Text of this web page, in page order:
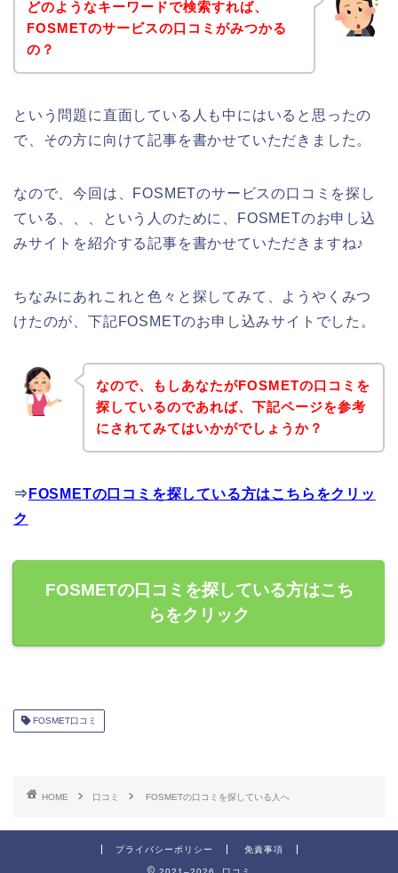
どのようなキーワードで検索すれば、
FOSMETのサービスの口コミがみつかる
の？
という問題に直面している人も中にはいると思ったの
で、その方に向けて記事を書かせていただきました。
なので、今回は、FOSMETのサービスの口コミを探し
ている、、、という人のために、FOSMETのお申し込
みサイトを紹介する記事を書かせていただきますね♪
ちなみにあれこれと色々と探してみて、ようやくみつ
けたのが、下記FOSMETのお申し込みサイトでした。
なので、もしあなたがFOSMETの口コミを
探しているのであれば、下記ページを参考
にされてみてはいかがでしょうか？
⇒ FOSMETの口コミを探している方はこちらをクリッ
ク
FOSMETの口コミを探している方はこち
らをクリック
FOSMET口コミ
HOME 口コミ FOSMETの口コミを探している人へ
プライバシーポリシー 免責事項